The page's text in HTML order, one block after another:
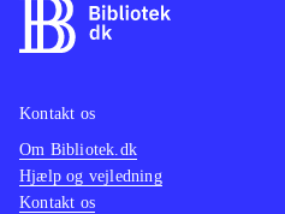
Kontakt os
Om Bibliotek.dk
Hjælp og vejledning
Kontakt os